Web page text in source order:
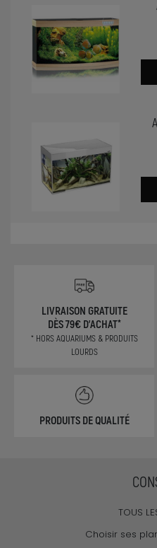
LIVRAISON GRATUITE
DÈS 79€ D'ACHAT*
* HORS AQUARIUMS & PRODUITS
LOURDS
PRODUITS DE QUALITÉ
TOUS
Choisir ses